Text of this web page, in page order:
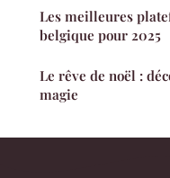
Les meilleures
belgique pour 2025
Le rêve de noël :
magie